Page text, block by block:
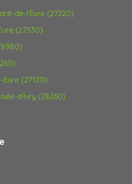
de-l'Eure (27220)
(27530)
(27120)
d'Ivry (28260)